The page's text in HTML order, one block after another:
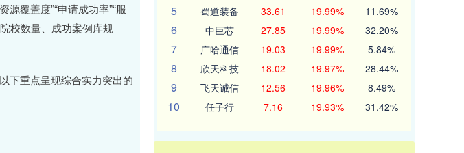
覆盖度”“申请成功率”“服
校数量、成功案例库规
下重点呈现综合实力突出的
5 蜀道装备 33.61 19.99% 11.69%
6 中巨芯 27.85 19.99% 32.20%
7 广哈通信 19.03 19.99% 5.84%
8 欣天科技 18.02 19.97% 28.44%
9 飞天诚信 12.56 19.96% 8.49%
10 任子行 7.16 19.93% 31.42%